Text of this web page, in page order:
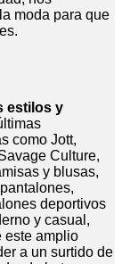
moda para que
estilos y
como Jott,
Culture,
y blusas,
deportivos
y casual,
este amplio
a un surtido de